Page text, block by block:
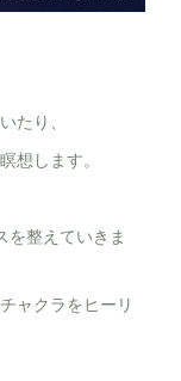
たり、
想します。
を整えていきま
ャクラをヒーリ